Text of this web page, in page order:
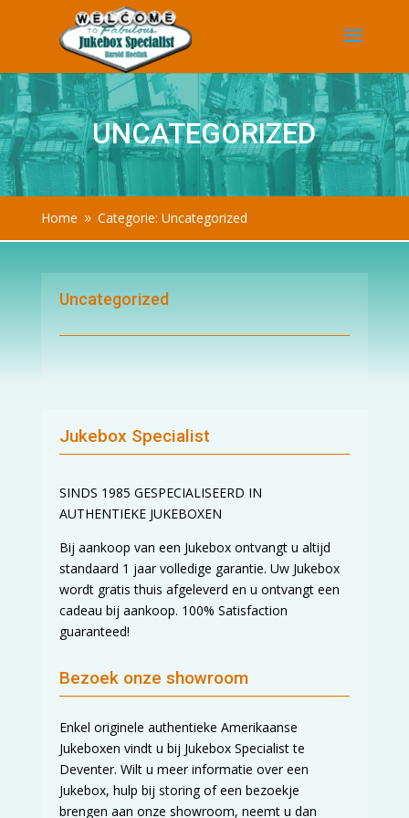
UNCATEGORIZED
Home 9 Categorie: Uncategorized
Uncategorized
Jukebox Specialist
SINDS 1985 GESPECIALISEERD IN
AUTHENTIEKE JUKEBOXEN
Bij aankoop van een Jukebox ontvangt u altijd
standaard 1 jaar volledige garantie. Uw Jukebox
wordt gratis thuis afgeleverd en u ontvangt een
cadeau bij aankoop. 100% Satisfaction
guaranteed!
Bezoek onze showroom
Enkel originele authentieke Amerikaanse
Jukeboxen vindt u bij Jukebox Specialist te
Deventer. Wilt u meer informatie over een
Jukebox, hulp bij storing of een bezoekje
brengen aan onze showroom, neemt u dan